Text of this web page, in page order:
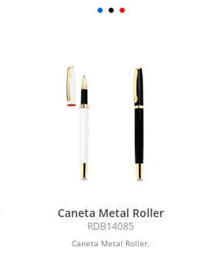
Caneta Metal Roller
RDB14085
Caneta Metal Roller.